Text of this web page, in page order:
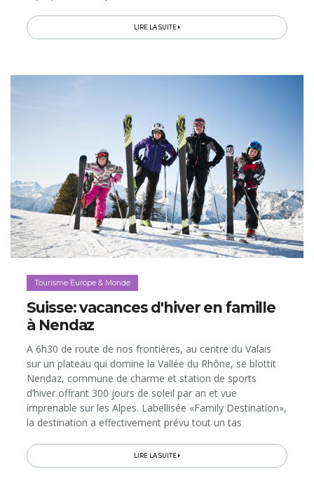
paysages...
LIRE LA SUITE
Tourisme Europe & Monde
Suisse: vacances d'hiver en famille
à Nendaz
A 6h30 de route de nos frontières, au centre du Valais
sur un plateau qui domine la Vallée du Rhône, se blottit
Nendaz, commune de charme et station de sports
d’hiver offrant 300 jours de soleil par an et vue
imprenable sur les Alpes. Labellisée «Family Destination»,
la destination a effectivement prévu tout un tas
plans pour les parents qui peuvent ainsi profiter de
moments privilégiés avec les enfants… ou seuls, pendant
LIRE LA SUITE